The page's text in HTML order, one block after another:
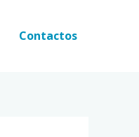
Contactos